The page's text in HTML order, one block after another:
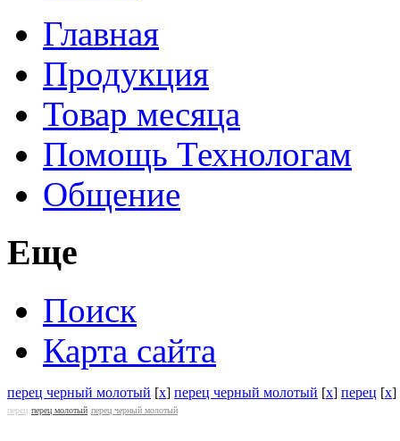
Главная
Продукция
Товар месяца
Помощь Технологам
Общение
Еще
Поиск
Карта сайта
перец черный молотый [x] перец черный молотый [x] перец [x]
перец перец молотый перец черный молотый